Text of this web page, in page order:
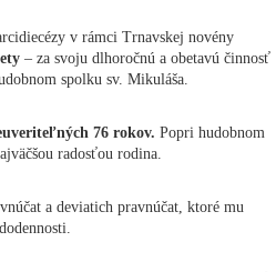
v rámci Trnavskej novény
– za svoju dlhoročnú a obetavú činnosť
spolku sv. Mikuláša.
76 rokov. Popri hudobnom
radosťou rodina.
a deviatich pravnúčat, ktoré mu